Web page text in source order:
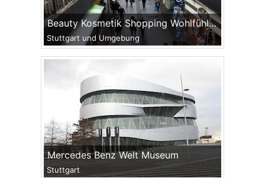
Beauty Kosmetik Shopping Wohlfühlen
Stuttgart und Umgebung
Mercedes Benz Welt Museum
Stuttgart